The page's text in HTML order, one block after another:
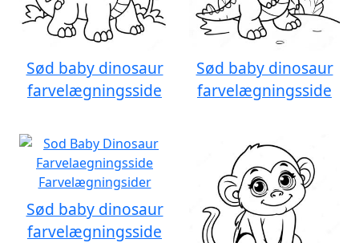
Sød baby dinosaur
farvelægningsside
Sød baby dinosaur
farvelægningsside
Sød baby dinosaur
farvelægningsside